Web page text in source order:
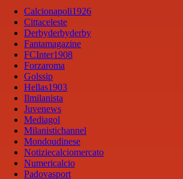
Calcionapoli1926
Cittaceleste
Derbyderbyderby
Fantamagazine
FCInter1908
Forzaroma
Golssip
Hellas1903
Ilmilanista
Juvenews
Mediagol
Milanistichannel
Mondoudinese
Notiziecalciomercato
Numericalcio
Padovasport